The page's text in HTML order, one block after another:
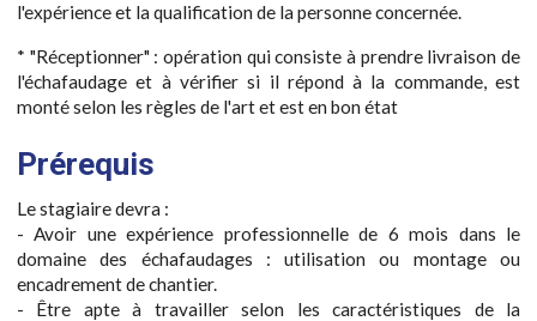
l'expérience et la qualification de la personne concernée.
* "Réceptionner" : opération qui consiste à prendre livraison de
l'échafaudage et à vérifier si il répond à la commande, est
monté selon les règles de l'art et est en bon état
Prérequis
Le stagiaire devra :
- Avoir une expérience professionnelle de 6 mois dans le
domaine des échafaudages : utilisation ou montage ou
encadrement de chantier.
- Être apte à travailler selon les caractéristiques de la